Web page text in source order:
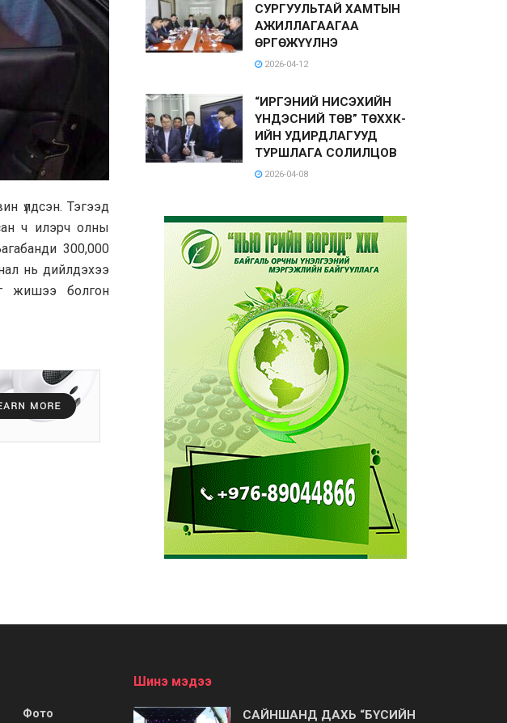
үлдсэн. Тэгээд
ч илэрч олны
300,000
нь дийлдэхээ
жишээ болгон
СУРГУУЛЬТАЙ ХАМТЫН
АЖИЛЛАГААГАА
ӨРГӨЖҮҮЛНЭ
2026-04-12
“ИРГЭНИЙ НИСЭХИЙН
ҮНДЭСНИЙ ТӨВ” ТӨХХК-
ИЙН УДИРДЛАГУУД
ТУРШЛАГА СОЛИЛЦОВ
2026-04-08
Фото
Шинэ мэдээ
САЙНШАНД ДАХЬ “БҮСИЙН